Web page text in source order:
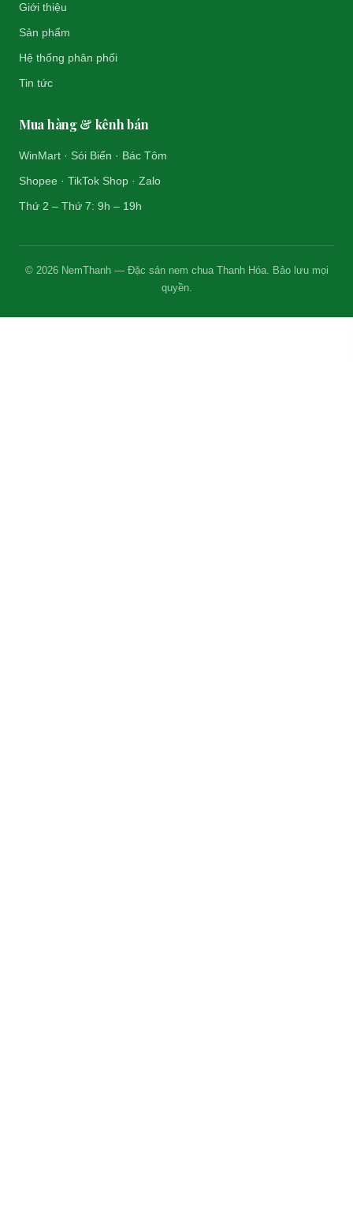
Giới thiệu
Sản phẩm
Hệ thống phân phối
Tin tức
Mua hàng & kênh bán
WinMart · Sói Biển · Bác Tôm
Shopee · TikTok Shop · Zalo
Thứ 2 – Thứ 7: 9h – 19h
© 2026 NemThanh — Đặc sản nem chua Thanh Hóa. Bảo lưu mọi
quyền.